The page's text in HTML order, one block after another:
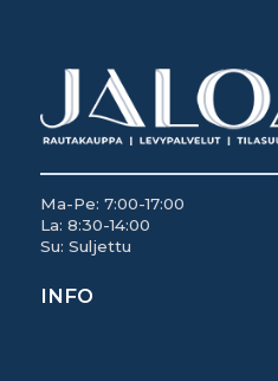
Ma-Pe: 7:00-17:00
La: 8:30-14:00
Su: Suljettu
INFO